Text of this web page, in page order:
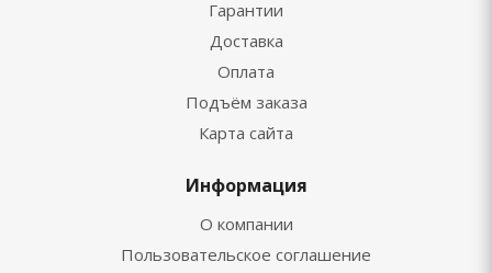
Гарантии
Доставка
Оплата
Подъём заказа
Карта сайта
Информация
О компании
Пользовательское соглашение